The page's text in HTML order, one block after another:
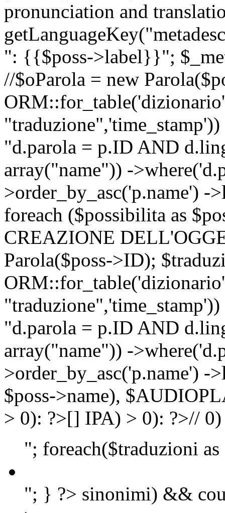
pronunciation and
": {{$poss->label}}";
//$oParola = new
"d.parola = p.ID AND
array("name")) -
>order_by_asc('p.name')
foreach ($possibilita as
CREAZIONE
Parola($poss->ID);
"d.parola = p.ID AND
array("name")) -
>order_by_asc('p.name')
$poss->name),
> 0): ?>[] IPA) > 0): ?>//
"; foreach($traduzioni
"; } ?> sinonimi) &&